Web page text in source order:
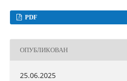
PDF
ОПУБЛИКОВАН
25.06.2025